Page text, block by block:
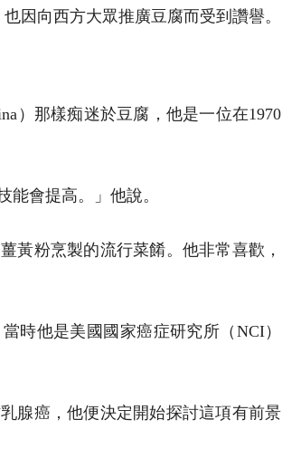
因向西方大眾推廣豆腐而受到讚譽。
）那樣痴迷於豆腐，他是一位在1970
能會提高。」他說。
黃粉烹製的流行菜餚。他非常喜歡，
時他是美國國家癌症研究所（NCI）
腺癌，他便決定開始探討這項有前景